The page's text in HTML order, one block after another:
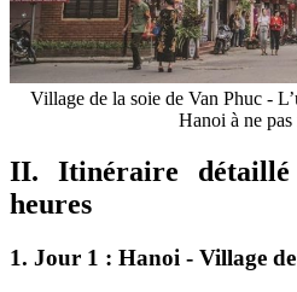
Village de la soie de Van Phuc -
Hanoi à ne pas
II. Itinéraire
heures
1. Jour 1 : Hanoi - Village